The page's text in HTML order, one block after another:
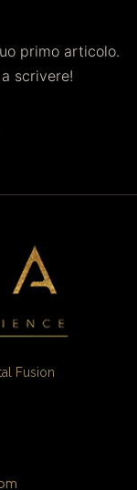
primo articolo.
scrivere!
Fusion